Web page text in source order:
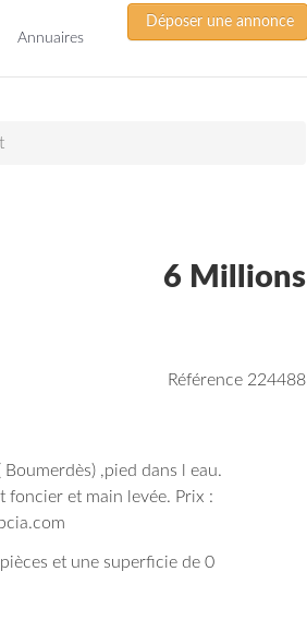
Annuaires
Déposer une annonce
6 Millions
Référence 224488
,pied dans l eau.
foncier et main levée. Prix :
et une superficie de 0